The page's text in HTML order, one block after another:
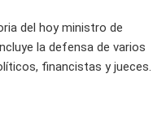
del hoy ministro de
la defensa de varios
financistas y jueces.